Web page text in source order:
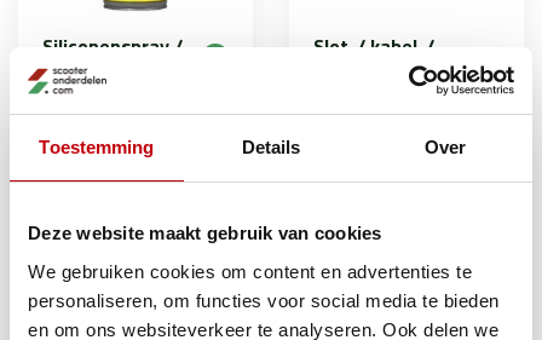
Toestemming Details Over
Deze website maakt gebruik van cookies
We gebruiken cookies om content en advertenties te
personaliseren, om functies voor social media te bieden
en om ons websiteverkeer te analyseren. Ook delen we
Siliconenspray /
Teflonspray
Slot-/ kabel-/
tectyl spray /
WD40 / diverse